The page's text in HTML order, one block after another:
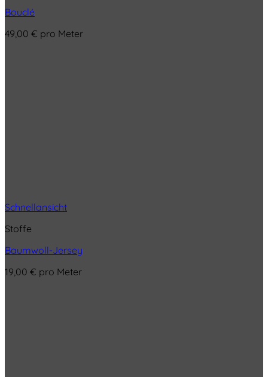
Bouclé
49,00 € pro Meter
Schnellansicht
Stoffe
Baumwoll-Jersey
19,00 € pro Meter